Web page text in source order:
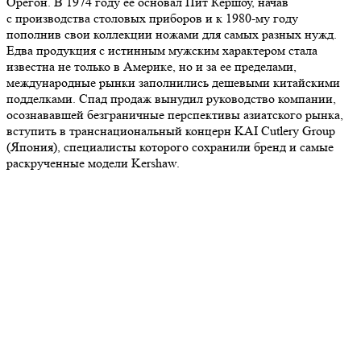
с производства столовых приборов и к 1980-му году
пополнив свои коллекции ножами для самых разных нужд.
Едва продукция с истинным мужским характером стала
известна не только в Америке, но и за ее пределами,
международные рынки заполнились дешевыми китайскими
подделками. Спад продаж вынудил руководство компании,
осознававшей безграничные перспективы азиатского рынка,
вступить в транснациональный концерн KAI Cutlery Group
(Япония), специалисты которого сохранили бренд и самые
раскрученные модели Kershaw.